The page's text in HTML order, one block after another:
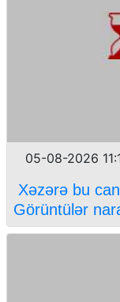
05-08-2026
Xəzərə bu
Görüntülər